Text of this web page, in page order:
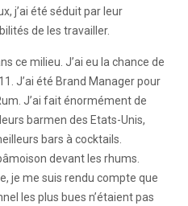
j’ai été séduit par leur
de les travailler.
ce milieu. J’ai eu la chance de
J’ai été Brand Manager pour
J’ai fait énormément de
barmen des Etats-Unis,
bars à cocktails.
devant les rhums.
je me suis rendu compte que
les plus bues n’étaient pas